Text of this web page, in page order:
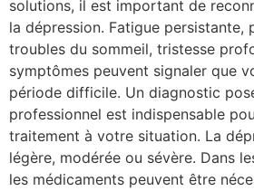
solutions, il est important de
la dépression. Fatigue persistante,
troubles du sommeil, tristesse
symptômes peuvent signaler que
période difficile. Un diagnostic
professionnel est indispensable
traitement à votre situation. La
légère, modérée ou sévère. Dans
les médicaments peuvent être